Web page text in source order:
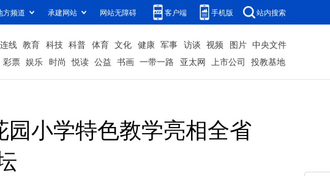
方频道 承建网站 网站无障碍 客户端 手机版 站内搜索
线 教育 科技 科普 体育 文化 健康 军事 访谈 视频 图片 中央文件
彩票 娱乐 时尚 悦读 公益 书画 一带一路 亚太网 上市公司 投教基地
小学特色教学亮相全省